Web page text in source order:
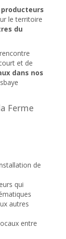
le territoire
du
et de
dans nos
Ferme
de
qui
autres
entre